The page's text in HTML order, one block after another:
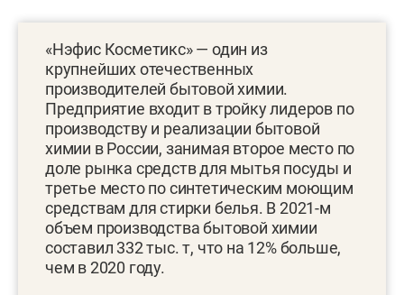
«Нэфис Косметикс» — один из
крупнейших отечественных
производителей бытовой химии.
Предприятие входит в тройку лидеров по
производству и реализации бытовой
химии в России, занимая второе место по
доле рынка средств для мытья посуды и
третье место по синтетическим моющим
средствам для стирки белья. В 2021-м
объем производства бытовой химии
составил 332 тыс. т, что на 12% больше,
чем в 2020 году.